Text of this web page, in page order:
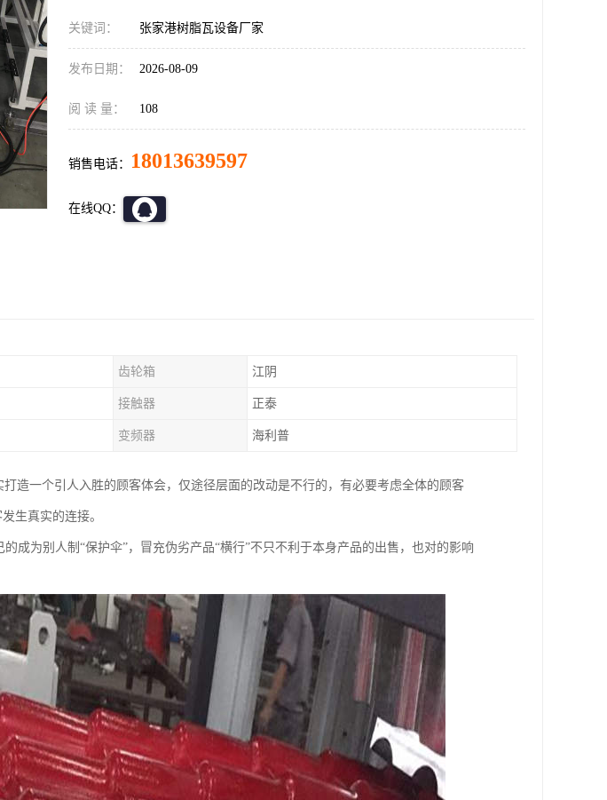
关键词： 张家港树脂瓦设备厂家
发布日期： 2026-08-09
阅 读 量： 108
销售电话： 18013639597
在线QQ：
齿轮箱 江阴
接触器 正泰
变频器 海利普
造一个引人入胜的顾客体会，仅途径层面的改动是不行的，有必要考虑全体的顾客
生真实的连接。
成为别人制“保护伞”，冒充伪劣产品“横行”不只不利于本身产品的出售，也对的影响